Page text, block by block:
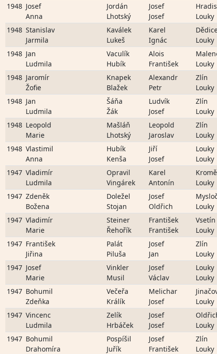
1948 Josef
Anna
Jordán
Lhotský
Josef
Josef
Louky
1948 Stanislav
Jarmila
Kaválek
Lukeš
Karel
Ignác
Louky
1948 Jan
Ludmila
Vaculík
Hubík
Alois
František
Louky
1948 Jaromír
Žofie
Knapek
Blažek
Alexandr
Petr
Zlín
Louky
1948 Jan
Ludmila
Šáňa
Žák
Ludvík
Josef
Zlín
Louky
1948 Leopold
Marie
Mašláň
Lhotský
Leopold
Jaroslav
Zlín
Louky
1948 Vlastimil
Anna
Hubík
Kenša
Jiří
Josef
Louky
Louky
1947 Vladimír
Ludmila
Opravil
Vingárek
Karel
Antonín
Louky
1947 Zdeněk
Božena
Doležel
Stojan
Josef
Oldřich
Louky
1947 Vladimír
Marie
Steiner
Řehořík
František
František
Vsetín
Louky
1947 František
Jiřina
Palát
Piluša
Josef
Jan
Zlín
Louky
1947 Josef
Marie
Vinkler
Musil
Josef
Václav
Louky
Louky
1947 Bohumil
Zdeňka
Večeřa
Králík
Melichar
Josef
Louky
1947 Vincenc
Ludmila
Zelík
Hrbáček
Josef
Josef
Louky
1947 Bohumil
Drahomíra
Pospíšil
Juřík
Josef
František
Zlín
Louky